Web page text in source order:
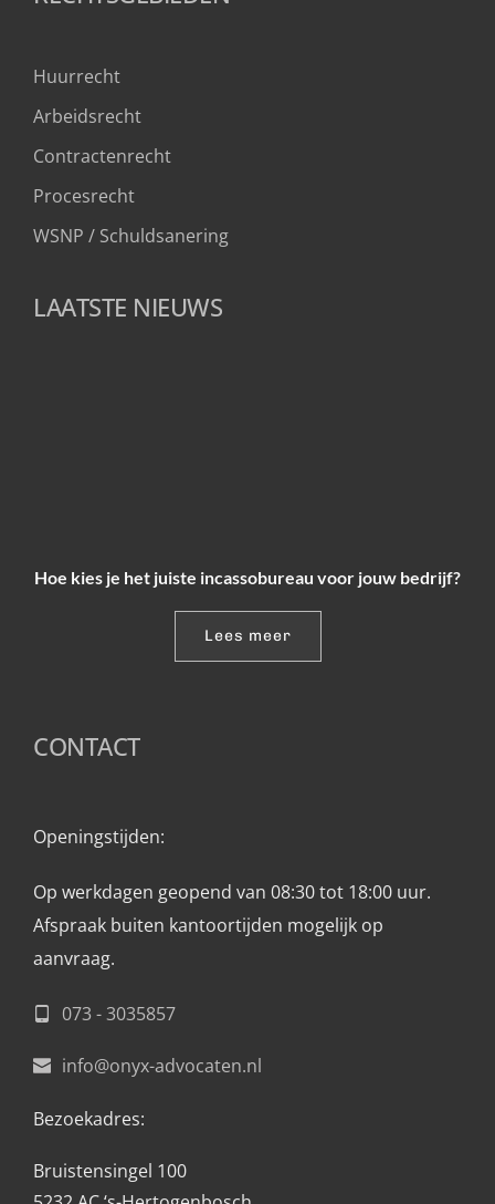
Huurrecht
Arbeidsrecht
Contractenrecht
Procesrecht
WSNP / Schuldsanering
LAATSTE NIEUWS
Hoe kies je het juiste incassobureau voor jouw bedrijf?
Lees meer
CONTACT
Openingstijden:
Op werkdagen geopend van 08:30 tot 18:00 uur.
Afspraak buiten kantoortijden mogelijk op
aanvraag.
073 - 3035857
info@onyx-advocaten.nl
Bezoekadres:
Bruistensingel 100